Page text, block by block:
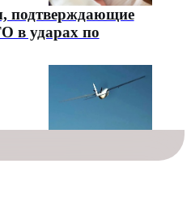
подтверждающие
в ударах по